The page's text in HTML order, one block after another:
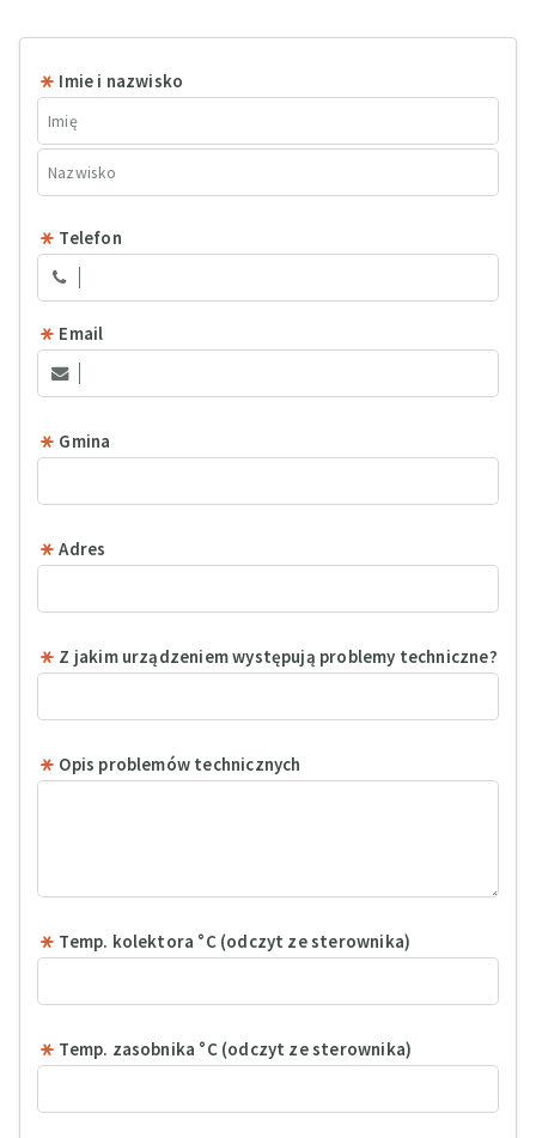
Imie i nazwisko
Telefon
Email
Gmina
Adres
Z jakim urządzeniem występują problemy techniczne?
Opis problemów technicznych
Temp. kolektora °C (odczyt ze sterownika)
Temp. zasobnika °C (odczyt ze sterownika)